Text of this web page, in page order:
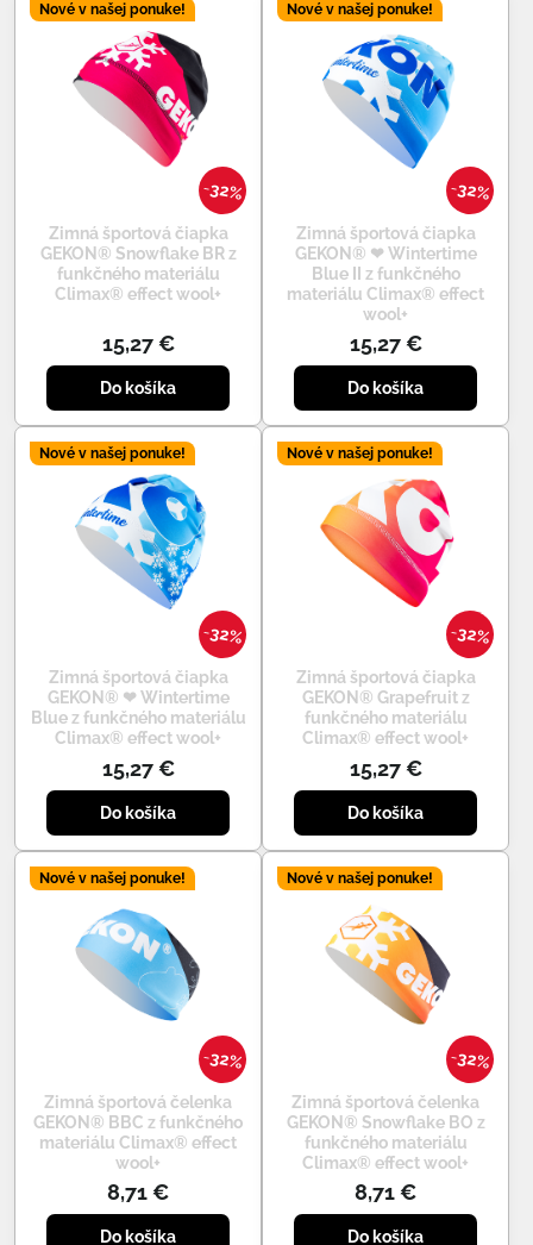
32%
Nové v našej ponuke!
Zimná športová čiapka
GEKON® Snowflake BR z
funkčného materiálu
Climax® effect wool+
15,27 €
Do košíka
32%
Nové v našej ponuke!
Zimná športová čiapka
GEKON® ❤ Wintertime
Blue II z funkčného
materiálu Climax® effect
wool+
15,27 €
Do košíka
32%
Nové v našej ponuke!
Zimná športová čiapka
GEKON® ❤ Wintertime
Blue z funkčného materiálu
Climax® effect wool+
15,27 €
Do košíka
32%
Nové v našej ponuke!
Zimná športová čiapka
GEKON® Grapefruit z
funkčného materiálu
Climax® effect wool+
15,27 €
Do košíka
32%
Nové v našej ponuke!
Zimná športová čelenka
GEKON® BBC z funkčného
materiálu Climax® effect
wool+
8,71 €
Do košíka
32%
Nové v našej ponuke!
Zimná športová čelenka
GEKON® Snowflake BO z
funkčného materiálu
Climax® effect wool+
8,71 €
Do košíka